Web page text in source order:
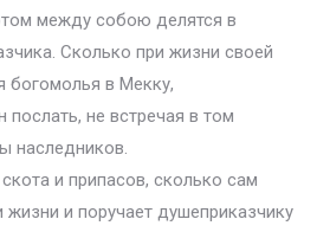
между собою делятся в
Сколько при жизни своей
богомолья в Мекку,
не встречая в том
наследников.
и припасов, сколько сам
жизни и поручает душеприказчику